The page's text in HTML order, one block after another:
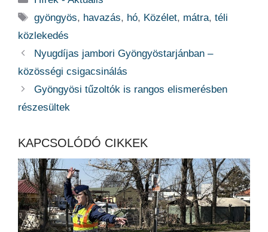
Címkék
gyöngyös, havazás, hó, Közélet, mátra,téli
közlekedés
Nyugdíjas jambori Gyöngyöstarjánban –
közösségi csigacsinálás
Gyöngyösi tűzoltók is rangos elismerésben
részesültek
KAPCSOLÓDÓ CIKKEK